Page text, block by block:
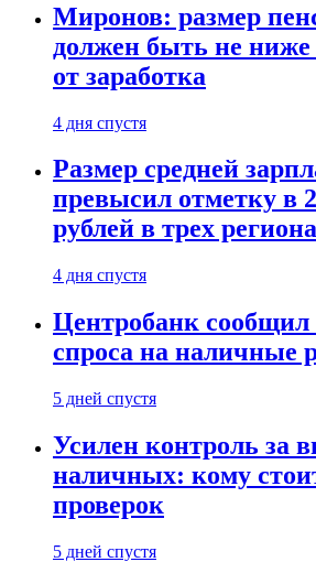
Миронов: размер
должен быть не ниже
от заработка
4 дня спустя
Размер средней
превысил отметку в
рублей в трех
4 дня спустя
Центробанк сообщил
спроса на наличные
5 дней спустя
Усилен контроль за
наличных: кому
проверок
5 дней спустя